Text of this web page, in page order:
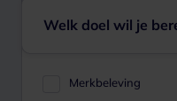
Welk doel wil je
Merkbeleving